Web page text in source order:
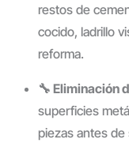
restos de
cocido, ladrillo
reforma.
🔧 Eliminación
superficies
piezas antes de